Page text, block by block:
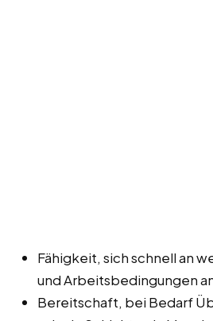
Fähigkeit, sich schnell an
und Arbeitsbedingungen
Bereitschaft, bei Bedarf